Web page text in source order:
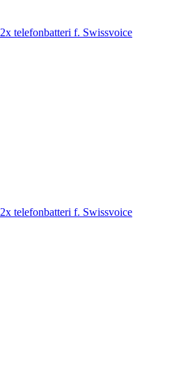
2x telefonbatteri f. Swissvoice
2x telefonbatteri f. Swissvoice